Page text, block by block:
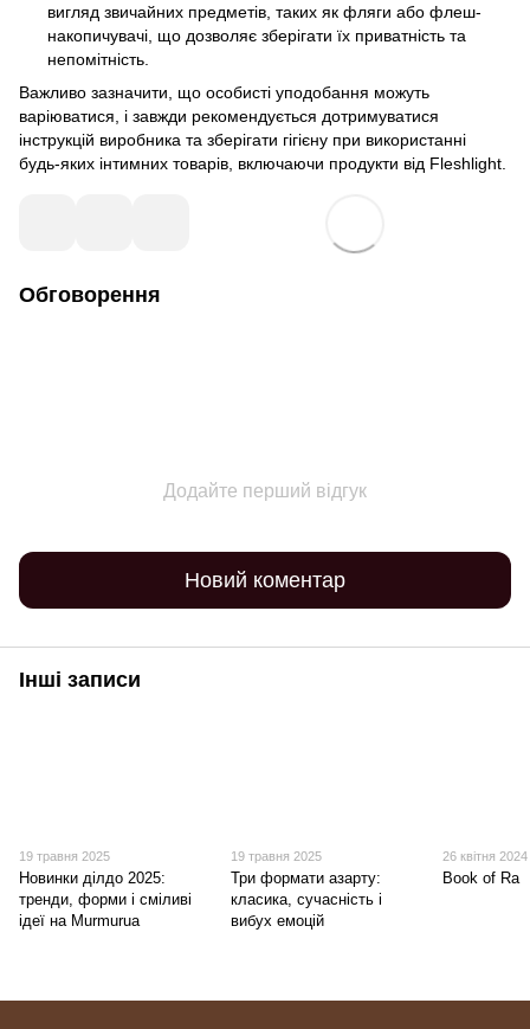
вигляд звичайних предметів, таких як фляги або флеш-
накопичувачі, що дозволяє зберігати їх приватність та
непомітність.
Важливо зазначити, що особисті уподобання можуть
варіюватися, і завжди рекомендується дотримуватися
інструкцій виробника та зберігати гігієну при використанні
будь-яких інтимних товарів, включаючи продукти від Fleshlight.
Обговорення
Додайте перший відгук
Новий коментар
Інші записи
19 травня 2025
Новинки ділдо 2025:
тренди, форми і сміливі
ідеї на Murmurua
19 травня 2025
Три формати азарту:
класика, сучасність і
вибух емоцій
26 квітня 2024
Book of Ra